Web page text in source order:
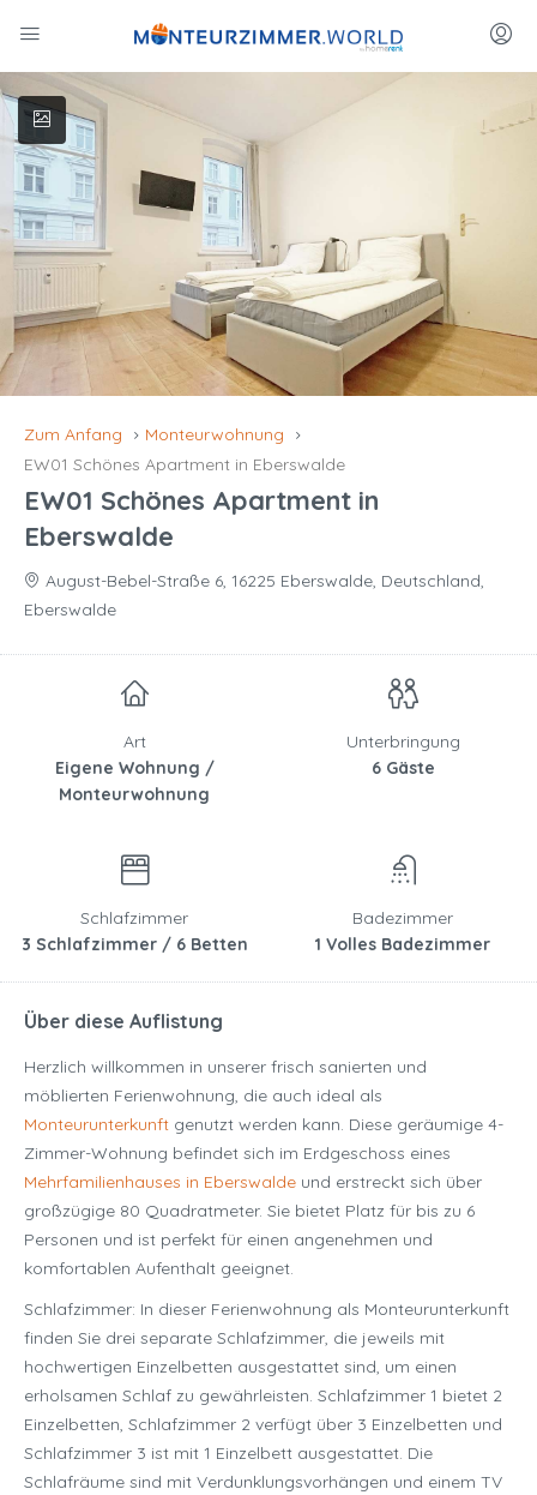
Zum Anfang
Monteurwohnung
EW01 Schönes Apartment in Eberswalde
EW01 Schönes Apartment in
Eberswalde
August-Bebel-Straße 6, 16225 Eberswalde, Deutschland,
Eberswalde
Art
Eigene Wohnung /
Monteurwohnung
Unterbringung
6 Gäste
Schlafzimmer
3 Schlafzimmer / 6 Betten
Badezimmer
1 Volles Badezimmer
Über diese Auflistung
Herzlich willkommen in unserer frisch sanierten und
möblierten Ferienwohnung, die auch ideal als
Monteurunterkunft genutzt werden kann. Diese geräumige 4-
Zimmer-Wohnung befindet sich im Erdgeschoss eines
Mehrfamilienhauses in Eberswalde und erstreckt sich über
großzügige 80 Quadratmeter. Sie bietet Platz für bis zu 6
Personen und ist perfekt für einen angenehmen und
komfortablen Aufenthalt geeignet.
Schlafzimmer: In dieser Ferienwohnung als Monteurunterkunft
finden Sie drei separate Schlafzimmer, die jeweils mit
hochwertigen Einzelbetten ausgestattet sind, um einen
erholsamen Schlaf zu gewährleisten. Schlafzimmer 1 bietet 2
Einzelbetten, Schlafzimmer 2 verfügt über 3 Einzelbetten und
Schlafzimmer 3 ist mit 1 Einzelbett ausgestattet. Die
Schlafräume sind mit Verdunklungsvorhängen und einem TV